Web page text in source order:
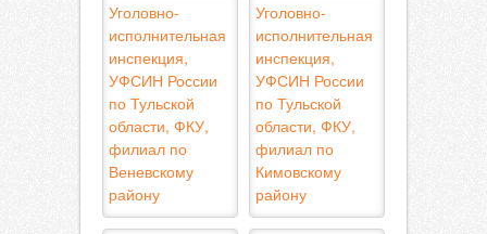
Уголовно-
исполнительная
инспекция,
УФСИН России
по Тульской
области, ФКУ,
филиал по
Веневскому
району
Уголовно-
исполнительная
инспекция,
УФСИН России
по Тульской
области, ФКУ,
филиал по
Кимовскому
району